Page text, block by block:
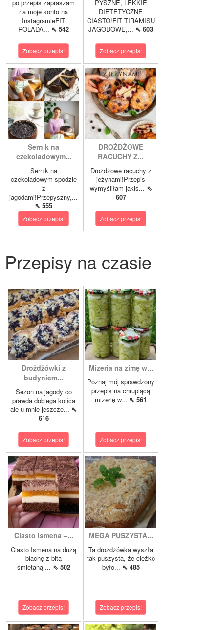
po przepis zapraszam
na moje konto na
InstagramieFIT
ROLADA... ⇖ 542
Zobacz przepis!
PYSZNE, LEKKIE
DIETETYCZNE
CIASTO!FIT TIRAMISU
JAGODOWE,... ⇖ 603
Zobacz przepis!
Sernik na
czekoladowym...
Sernik na
czekoladowym spodzie
z
jagodami!Przepyszny,...
⇖ 555
Zobacz przepis!
DROŻDŻOWE
RACUCHY Z...
Drożdżowe racuchy z
jeżynami!Przepis
wymyśliłam jakiś... ⇖
607
Zobacz przepis!
Przepisy na czasie
Drożdżówki z
budyniem...
Sezon na jagody co
prawda dobiega końca
ale u mnie jeszcze... ⇖
616
Zobacz przepis!
Mizeria na zimę w...
Poznaj mój sprawdzony
przepis na chrupiącą
mizerię w... ⇖ 561
Zobacz przepis!
Ciasto Ismena –...
Ciasto Ismena na dużą
blachę z bitą
śmietaną,... ⇖ 502
Zobacz przepis!
MEGA PUSZYSTA...
Ta drożdżówka wyszła
tak puszysta, że ciężko
było... ⇖ 485
Zobacz przepis!